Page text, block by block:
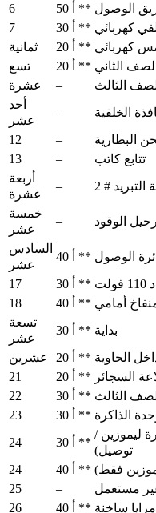
6
50 أ **
7
30 أ ** كهربائي
ثمانية
20 أ ** كهربائي
تسع
20 أ ** الثاني
عشرة
–
الثالث
أحد
عشر
–
الخلفية
12
–
13
–
تتابع كاتب
أربعة
عشرة
–
# 2
خمسة
عشر
–
الوقود
السادس
عشر
40 أ **
17
30 أ **
18
40 أ ** أمامي
تسعة
عشر
30 أ ** بداية
عشرين
20 أ ** الحاوية
21
20 أ ** السجائر
22
30 أ ** الثالث
23
30 أ ** الذاكرة
24
30 أ **
ليموزين /
توصيل)
24
40 أ ** فقط)
25
–
مستعمل
26
40 أ ** ساخنة